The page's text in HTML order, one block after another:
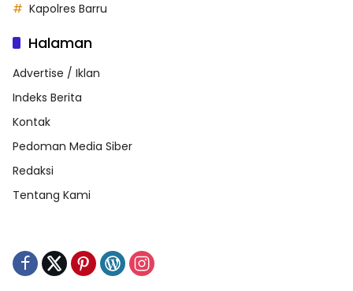
Kapolres Barru
Halaman
Advertise / Iklan
Indeks Berita
Kontak
Pedoman Media Siber
Redaksi
Tentang Kami